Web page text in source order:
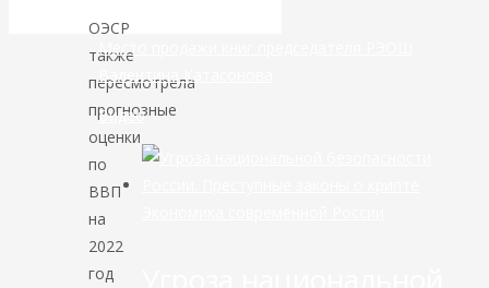
ОЭСР
также
пересмотрела
прогнозные
оценки
по
ВВП
на
2022
год
Место продажи книг председателя РЭОШ
Валентина Катасонова
Видео